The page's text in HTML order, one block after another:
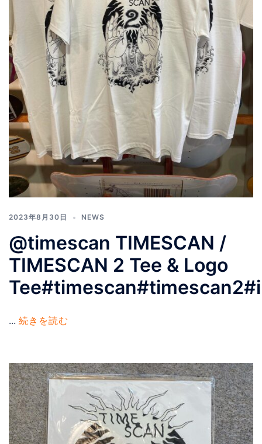
2023年8月30日 NEWS
@timescan TIMESCAN /
TIMESCAN 2 Tee & Logo
... 続きを読む